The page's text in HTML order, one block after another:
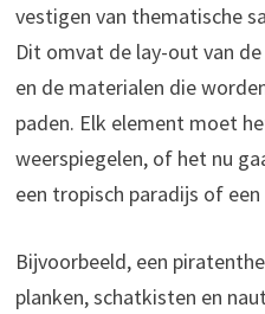
vestigen van thematische
Dit omvat de lay-out van
en de materialen die
paden. Elk element moet
weerspiegelen, of het nu
een tropisch paradijs of
Bijvoorbeeld, een
planken, schatkisten en